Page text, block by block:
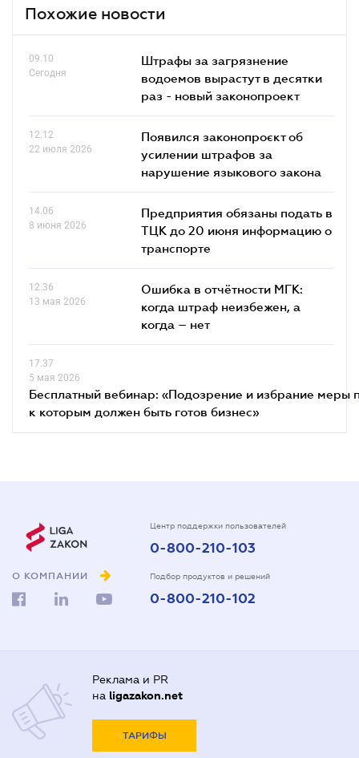
Похожие новости
09.10
Сегодня
Штрафы за загрязнение
водоемов вырастут в десятки
раз - новый законопроект
12.12
22 июля 2026
Появился законопроєкт об
усилении штрафов за
нарушение языкового закона
14.06
8 июня 2026
Предприятия обязаны подать в
ТЦК до 20 июня информацию о
транспорте
12.36
13 мая 2026
Ошибка в отчётности МГК:
когда штраф неизбежен, а
когда – нет
17.37
5 мая 2026
Бесплатный вебинар: «Подозрение и избрание меры
к которым должен быть готов бизнес»
О КОМПАНИИ
Центр поддержки пользователей
0-800-210-103
Подбор продуктов и решений
0-800-210-102
Реклама и PR
на ligazakon.net
ТАРИФЫ